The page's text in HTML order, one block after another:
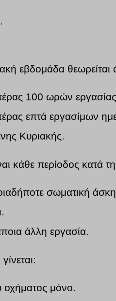
εβδομάδα θεωρείται
100 ωρών
επτά εργασίμων
Κυριακής.
κάθε περίοδος κατά
σωματική
άλλη εργασία.
οχήματος μόνο.